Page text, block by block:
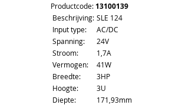
Levertijd en Transport:
De levertijd bedraagt ca. 2 á
het afronden van uw
gewenste leverdatum
Voor het afleveren van een
gelden de standaard order- en
verzendkosten.
Productcode:13100139
Beschrijving: SLE 124
Input type:
AC/DC
Spanning:
24V
Stroom:
1,7A
Vermogen:
41W
Breedte:
3HP
Hoogte:
3U
Diepte:
171,93mm